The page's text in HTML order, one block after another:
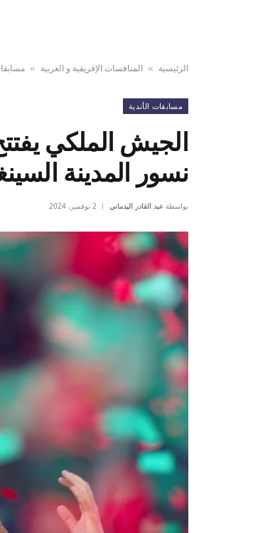
الرئيسية » المنافسات الإفريقية و العربية »
مسابقات الأندية
الجيش الملكي
نسور المدينة
بواسطة عبد القادر اليدماني 2 نوفمبر، 2024